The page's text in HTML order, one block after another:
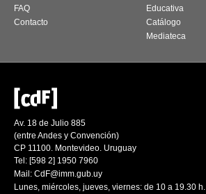
FAQ
Contacto
Educativa
Catálogo
Mediateca
Av. 18 de Julio 885
(entre Andes y Convención)
CP 11100. Montevideo. Uruguay
Tel: [598 2] 1950 7960
Mail: CdF@imm.gub.uy
Lunes, miércoles, jueves, viernes: de 10 a 19.30 h.